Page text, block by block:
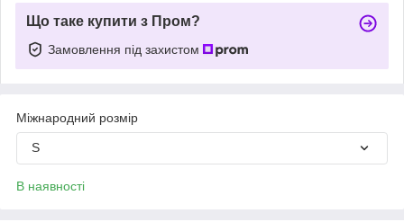
Що таке купити з Пром?
Замовлення під захистом
Міжнародний розмір
S
В наявності